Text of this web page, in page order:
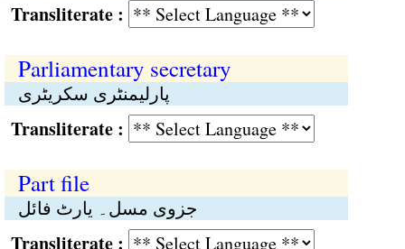
:
Parliamentary secretary
پارلیمنٹری سکریٹری
:
Part file
جزوی مسل۔ یارٹ فائل
: